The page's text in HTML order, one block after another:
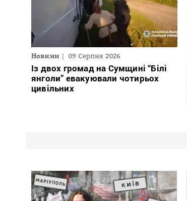
Новини 09 Серпня 2026
Із двох громад на Сумщині “Білі
янголи” евакуювали чотирьох
цивільних